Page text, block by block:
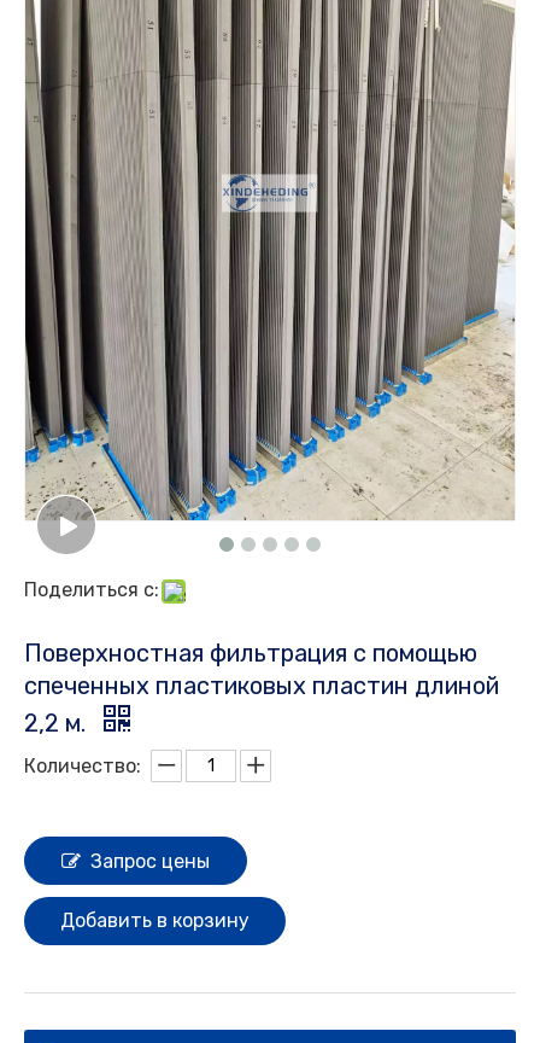
Поделиться с:
Поверхностная фильтрация с помощью
спеченных пластиковых пластин длиной
2,2 м.
Количество:
Запрос цены
Добавить в корзину